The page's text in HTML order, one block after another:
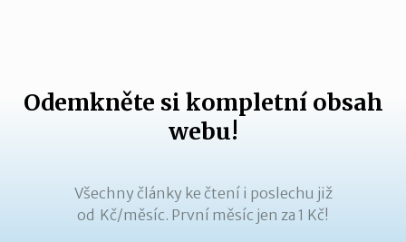
Odemkněte si kompletní obsah
webu!
Všechny články ke čtení i poslechu již
od Kč/měsíc. První měsíc jen za 1 Kč!